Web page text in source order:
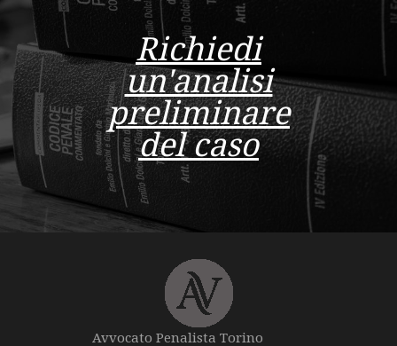
Richiedi
un'analisi
preliminare
del caso
Avvocato Penalista Torino